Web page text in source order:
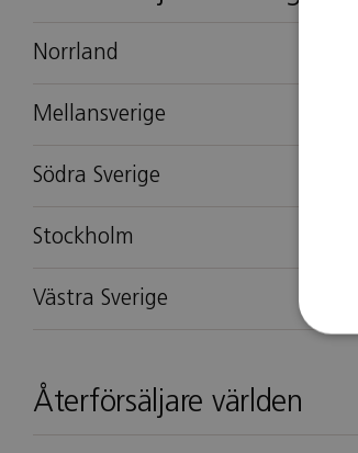
Norrland
Mellansverige
Södra Sverige
Stockholm
Västra Sverige
Återförsäljare världen